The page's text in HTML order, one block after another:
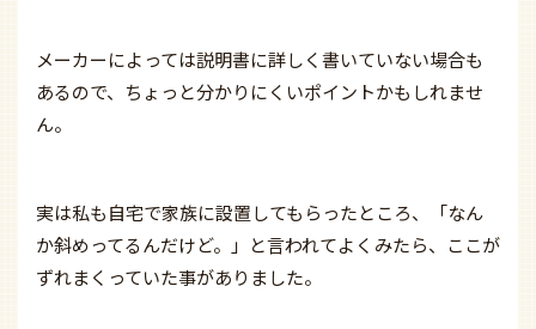
メーカーによっては説明書に詳しく書いていない場合も
あるので、ちょっと分かりにくいポイントかもしれませ
ん。
実は私も自宅で家族に設置してもらったところ、「なん
か斜めってるんだけど。」と言われてよくみたら、ここが
ずれまくっていた事がありました。